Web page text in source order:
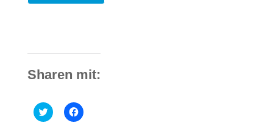
Sharen mit:
C
l
C
l